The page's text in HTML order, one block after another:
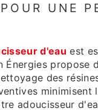
UNE
d'eau est
Énergies propose
des
adoucisseur